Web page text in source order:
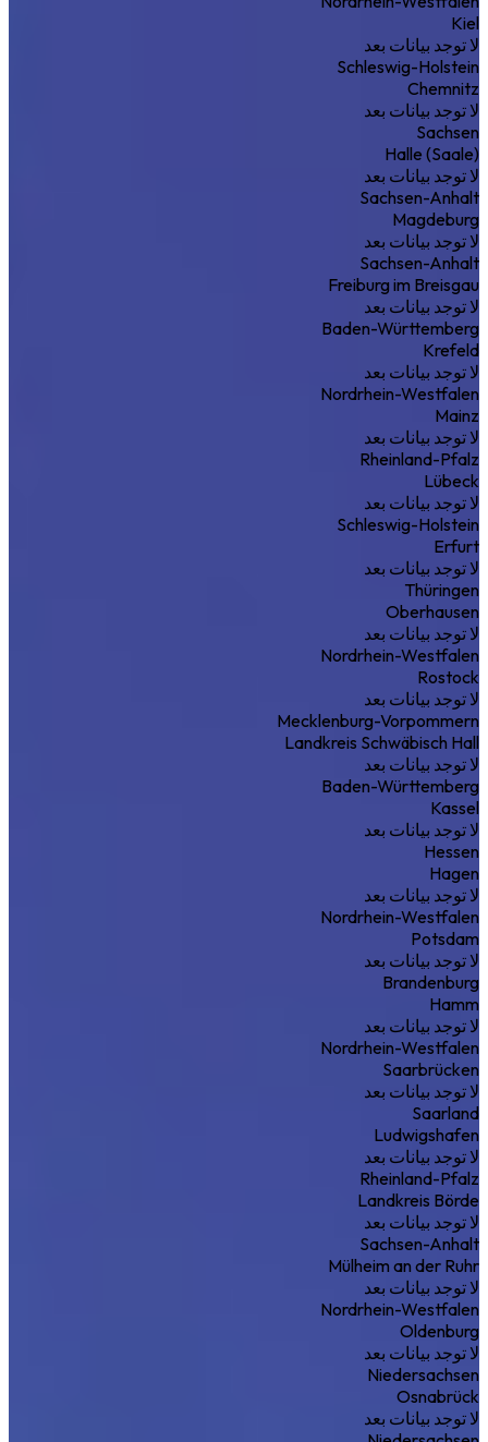
Kiel
لا توجد بيانات بعد
Schleswig-Holstein
Chemnitz
لا توجد بيانات بعد
Sachsen
Halle (Saale)
لا توجد بيانات بعد
Sachsen-Anhalt
Magdeburg
لا توجد بيانات بعد
Sachsen-Anhalt
Freiburg im Breisgau
لا توجد بيانات بعد
Baden-Württemberg
Krefeld
لا توجد بيانات بعد
Nordrhein-Westfalen
Mainz
لا توجد بيانات بعد
Rheinland-Pfalz
Lübeck
لا توجد بيانات بعد
Schleswig-Holstein
Erfurt
لا توجد بيانات بعد
Thüringen
Oberhausen
لا توجد بيانات بعد
Nordrhein-Westfalen
Rostock
لا توجد بيانات بعد
Mecklenburg-Vorpommern
Landkreis Schwäbisch Hall
لا توجد بيانات بعد
Baden-Württemberg
Kassel
لا توجد بيانات بعد
Hessen
Hagen
لا توجد بيانات بعد
Nordrhein-Westfalen
Potsdam
لا توجد بيانات بعد
Brandenburg
Hamm
لا توجد بيانات بعد
Nordrhein-Westfalen
Saarbrücken
لا توجد بيانات بعد
Saarland
Ludwigshafen
لا توجد بيانات بعد
Rheinland-Pfalz
Landkreis Börde
لا توجد بيانات بعد
Sachsen-Anhalt
Mülheim an der Ruhr
لا توجد بيانات بعد
Nordrhein-Westfalen
Oldenburg
لا توجد بيانات بعد
Niedersachsen
Osnabrück
لا توجد بيانات بعد